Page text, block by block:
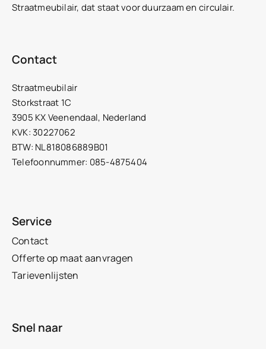
Straatmeubilair, dat staat voor duurzaam en circulair.
Contact
Straatmeubilair
Storkstraat 1C
3905 KX Veenendaal, Nederland
KVK: 30227062
BTW: NL818086889B01
Telefoonnummer: 085-4875404
Service
Contact
Offerte op maat aanvragen
Tarievenlijsten
Snel naar